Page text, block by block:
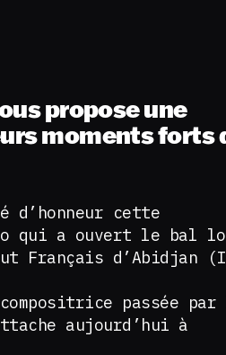
propose une
moments forts
d’honneur cette
qui a ouvert le bal
Français d’Abidjan
passée par
aujourd’hui à